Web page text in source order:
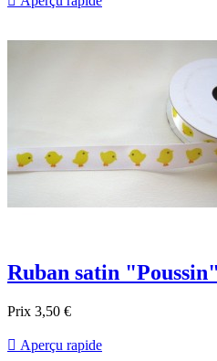
Ruban satin
Prix 3,50 €
 Aperçu rapide